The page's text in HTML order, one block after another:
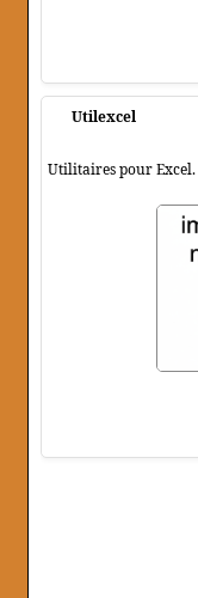
Utilexcel
Utilitaires pour Excel.